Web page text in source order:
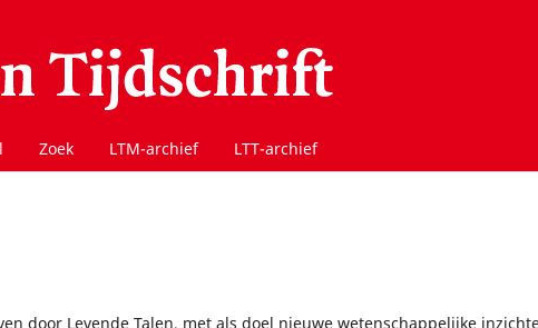
Zoek LTM-archief LTT-archief
door Levende Talen, met als doel nieuwe wetenschappelijke